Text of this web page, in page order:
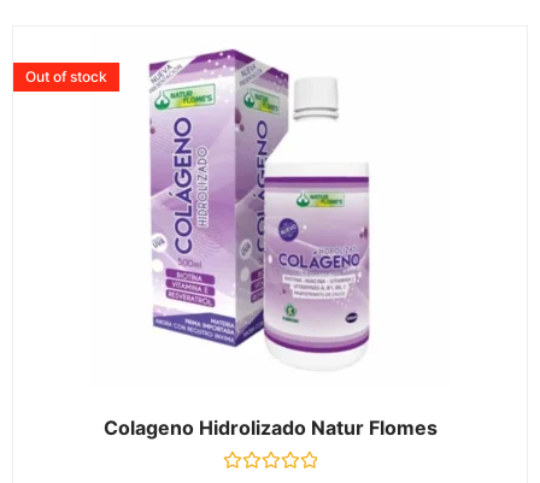
Colageno Hidrolizado Natur Flomes
Out of stock